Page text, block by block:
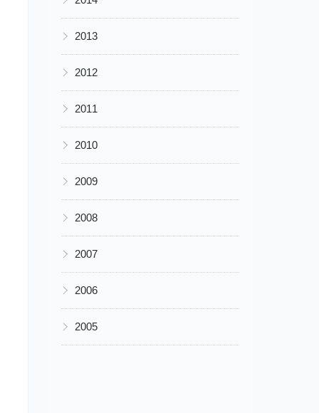
▶ 2013
▶ 2012
▶ 2011
▶ 2010
▶ 2009
▶ 2008
▶ 2007
▶ 2006
▶ 2005